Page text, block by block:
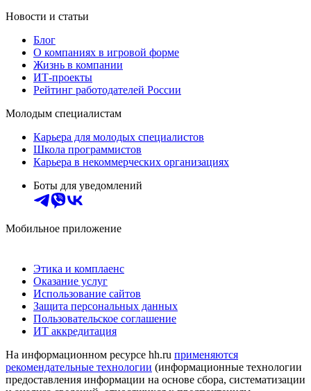
Новости и статьи
Блог
О компаниях в игровой форме
Жизнь в компании
ИТ-проекты
Рейтинг работодателей России
Молодым специалистам
Карьера для молодых специалистов
Школа программистов
Карьера в некоммерческих организациях
Боты для уведомлений
Мобильное приложение
Этика и комплаенс
Оказание услуг
Использование сайтов
Защита персональных данных
Пользовательское соглашение
ИТ аккредитация
На информационном ресурсе hh.ru применяются
рекомендательные технологии (информационные технологии
предоставления информации на основе сбора, систематизации